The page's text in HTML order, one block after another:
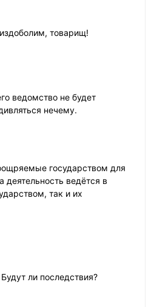
товарищ!
ведомство не будет
нечему.
государством для
ведётся в
так и их
ли последствия?